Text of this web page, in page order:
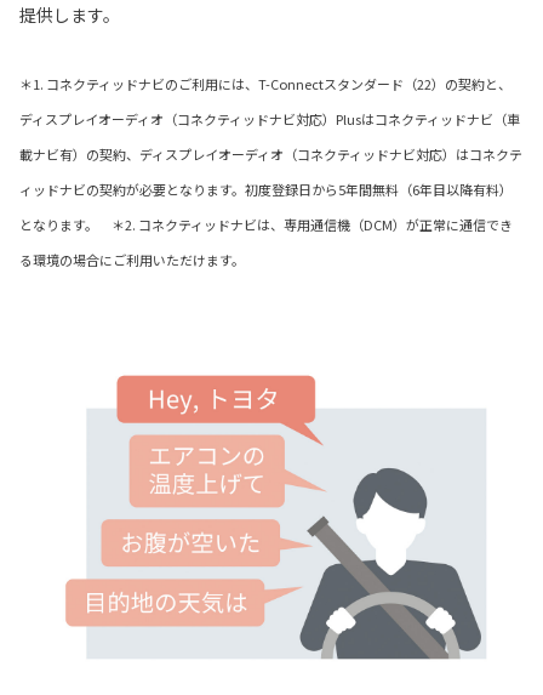
提供します。
＊1. コネクティッドナビのご利用には、T-Connectスタンダード（22）の契約と、
ディスプレイオーディオ（コネクティッドナビ対応）Plusはコネクティッドナビ（車
載ナビ有）の契約、ディスプレイオーディオ（コネクティッドナビ対応）はコネクテ
ィッドナビの契約が必要となります。初度登録日から5年間無料（6年目以降有料）
となります。 ＊2. コネクティッドナビは、専用通信機（DCM）が正常に通信でき
る環境の場合にご利用いただけます。